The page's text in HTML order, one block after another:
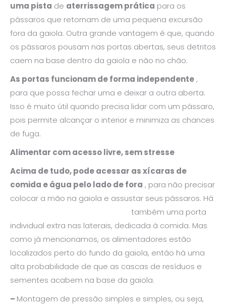
uma pista de aterrissagem prática para os
pássaros que retornam de uma pequena excursão
fora da gaiola. Outra grande vantagem é que, quando
os pássaros pousam nas portas abertas, seus detritos
caem na base dentro da gaiola e não no chão.
As portas funcionam de forma independente,
para que possa fechar uma e deixar a outra aberta.
Isso é muito útil quando precisa lidar com um pássaro,
pois permite alcançar o interior e minimiza as chances
de fuga.
Alimentar com acesso livre, sem stresse
Acima de tudo, pode acessar as xícaras de
comida e água pelo lado de fora , para não precisar
colocar a mão na gaiola e assustar seus pássaros. Há
também uma porta
individual extra nas laterais, dedicada à comida. Mas
como já mencionamos, os alimentadores estão
localizados perto do fundo da gaiola, então há uma
alta probabilidade de que as cascas de resíduos e
sementes acabem na base da gaiola.
– Montagem de pressão simples e simples, ou seja,